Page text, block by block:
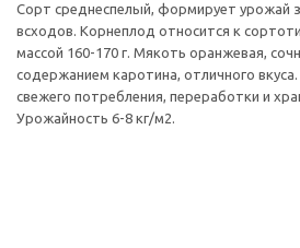
Сорт среднеспелый, формирует урожай
всходов. Корнеплод относится к
массой 160-170 г. Мякоть оранжевая,
содержанием каротина, отличного
свежего потребления, переработки и
Урожайность 6-8 кг/м2.